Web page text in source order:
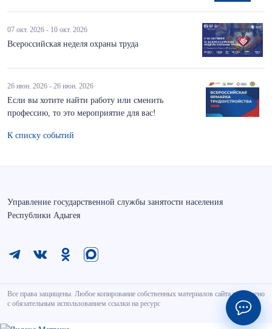
07 окт. 2026 - 10 окт. 2026
Всероссийская неделя охраны труда
26 июн. 2026 - 26 июн. 2026
Если вы хотите найти работу или сменить
профессию, то это мероприятие для вас!
К списку событий
Управление государственной службы занятости населения
Республики Адыгея
Все права защищены. Любое копирование собственных материалов сайта разрешено
с обязательным использованием ссылки на ресурс